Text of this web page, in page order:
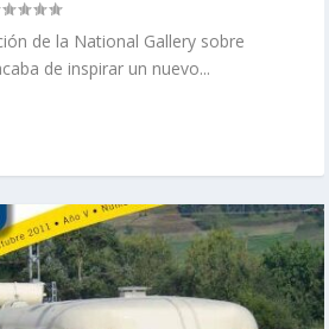
de la National Gallery sobre
de inspirar un nuevo...